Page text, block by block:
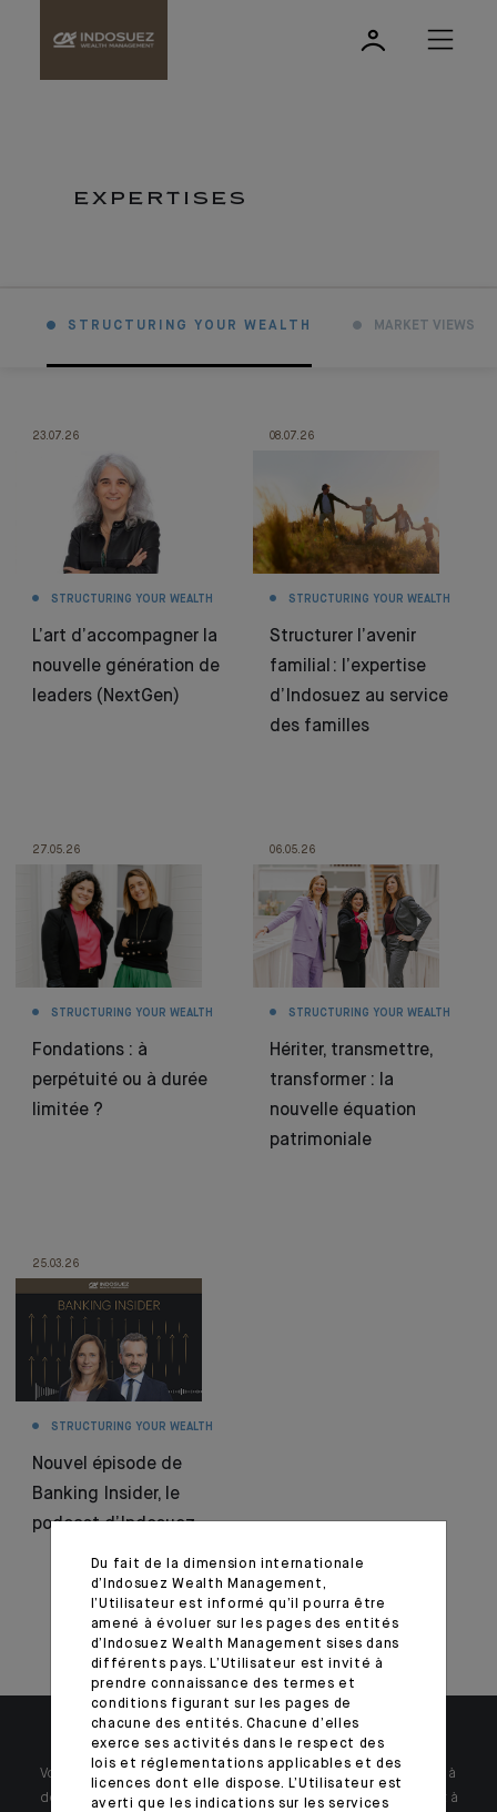
EXPERTISES
STRUCTURING YOUR WEALTH MARKET VIEWS
23.07.26
STRUCTURING YOUR WEALTH
L’art d’accompagner la
nouvelle génération de
leaders (NextGen)
08.07.26
STRUCTURING YOUR WEALTH
Structurer l’avenir
familial : l’expertise
d’Indosuez au service
des familles
27.05.26
STRUCTURING YOUR WEALTH
Fondations : à
perpétuité ou à durée
limitée ?
06.05.26
STRUCTURING YOUR WEALTH
Hériter, transmettre,
transformer : la
nouvelle équation
patrimoniale
25.03.26
STRUCTURING YOUR WEALTH
Nouvel épisode de
Banking Insider, le
podcast d’Indosuez
Votre patrimoine est unique et requiert des réponses spécifiques à
des problématiques singulières. Jour après jour, nos experts sont à
Du fait de la dimension internationale
d’Indosuez Wealth Management,
l’Utilisateur est informé qu’il pourra être
amené à évoluer sur les pages des entités
d’Indosuez Wealth Management sises dans
différents pays. L’Utilisateur est invité à
prendre connaissance des termes et
conditions figurant sur les pages de
chacune des entités. Chacune d’elles
exerce ses activités dans le respect des
lois et réglementations applicables et des
licences dont elle dispose. L’Utilisateur est
averti que les indications sur les services